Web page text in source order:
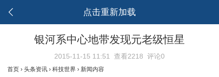
点击重新加载
银河系中心地带发现元老级恒星
2015-11-15 11:51 查看2218 评论0
首页 › 头条资讯 › 科技世界 › 新闻内容